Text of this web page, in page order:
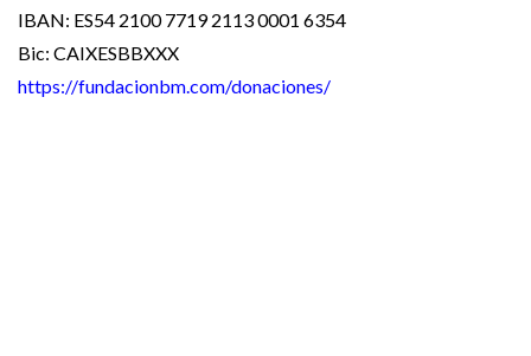
IBAN: ES54 2100 7719 2113 0001 6354
Bic: CAIXESBBXXX
https://fundacionbm.com/donaciones/